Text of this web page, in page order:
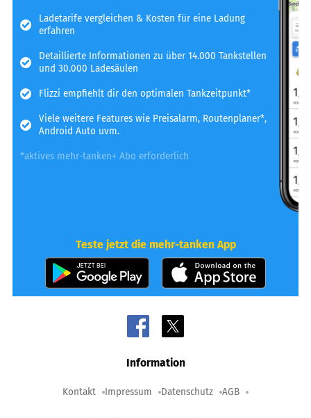
Ladetarife vergleichen & Kosten für eine Ladung
erfahren
Detaillierte Informationen zu über 14.000 Tankstellen
und 30.000 Ladesäulen
Flizzi empfiehlt dir den optimalen Tankzeitpunkt*
Viele weitere Features wie Preisalarm, Routenplaner*,
Android Auto uvm.
*aktives mehr-tanken+ Abo erforderlich
Teste jetzt die mehr-tanken App
Information
Kontakt Impressum Datenschutz AGB